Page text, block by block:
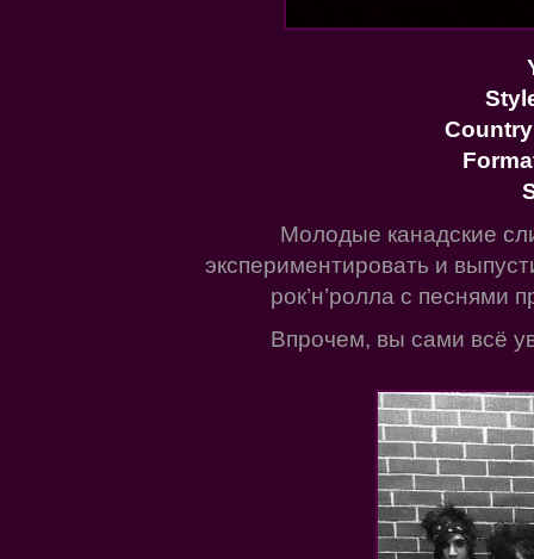
Молодые канадские
экспериментировать и
рок’н’ролла с песнями
Впрочем, вы сами всё